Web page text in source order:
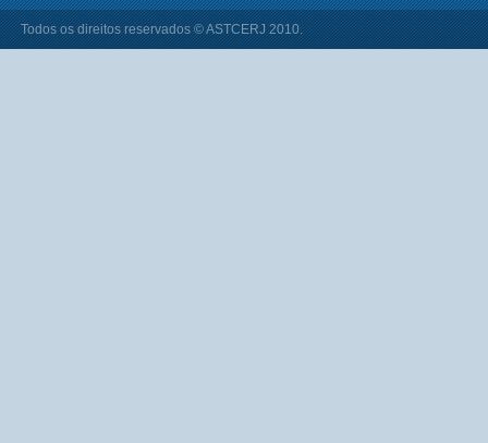
Todos os direitos reservados © ASTCERJ 2010.